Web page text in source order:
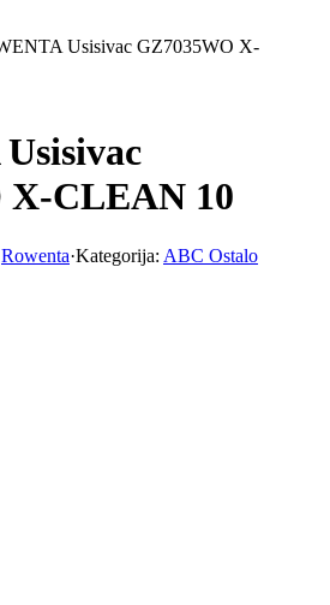
Usisivac GZ7035WO X-
X-CLEAN 10
Rowenta·Kategorija: ABC Ostalo